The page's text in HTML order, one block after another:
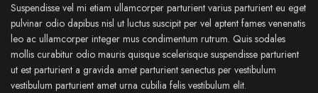
Suspendisse vel mi etiam ullamcorper parturient varius parturient eu eget
pulvinar odio dapibus nisl ut luctus suscipit per vel aptent fames venenatis
leo ac ullamcorper integer mus condimentum rutrum. Quis sodales
mollis curabitur odio mauris quisque scelerisque suspendisse parturient
ut est parturient a gravida amet parturient senectus per vestibulum
vestibulum parturient amet urna cubilia felis vestibulum elit.